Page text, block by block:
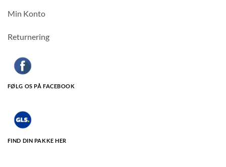
Min Konto
Returnering
FØLG OS PÅ FACEBOOK
FIND DIN PAKKE HER